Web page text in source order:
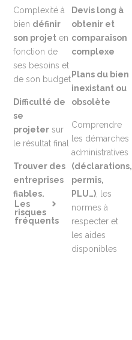
Complexité à
bien définir
son projet en
fonction de
ses besoins et
de son budget
Difficulté de
se
projeter sur
le résultat final
Trouver des
entreprises
fiables.
Les
risques
fréquents
Devis long à
obtenir et
comparaison
complexe
Plans du bien
inexistant ou
obsolète
Comprendre
les démarches
administratives
(déclarations,
permis,
PLU…), les
normes à
respecter et
les aides
disponibles